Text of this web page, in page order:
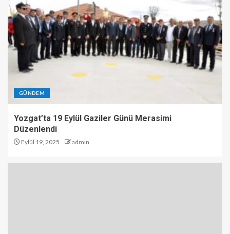
GÜNDEM
Yozgat’ta 19 Eylül Gaziler Günü Merasimi
Düzenlendi
Eylül 19, 2025 admin